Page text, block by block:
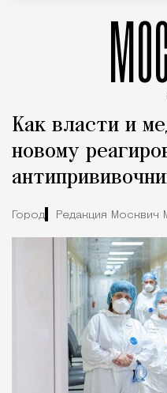
Как власти и
новому
Город Редакция Москвич